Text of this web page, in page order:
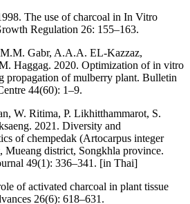
The use of charcoal in In Vitro
Regulation 26: 155–163.
Gabr, A.A.A. EL-Kazzaz,
Haggag. 2020. Optimization of in vitro
propagation of mulberry plant. Bulletin
44(60): 1–9.
W. Ritima, P. Likhitthammarot, S.
2021. Diversity and
of chempedak (Artocarpus integer
district, Songkhla province.
49(1): 336–341. [in Thai]
of activated charcoal in plant tissue
26(6): 618–631.